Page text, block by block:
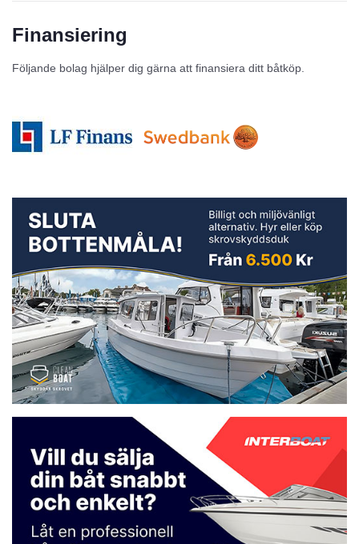
Finansiering
Följande bolag hjälper dig gärna att finansiera ditt båtköp.